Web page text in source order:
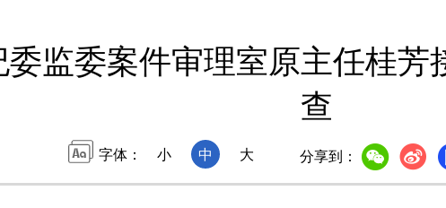
监委案件审理室原主任桂芳
查
字体： 小 中 大 分享到：